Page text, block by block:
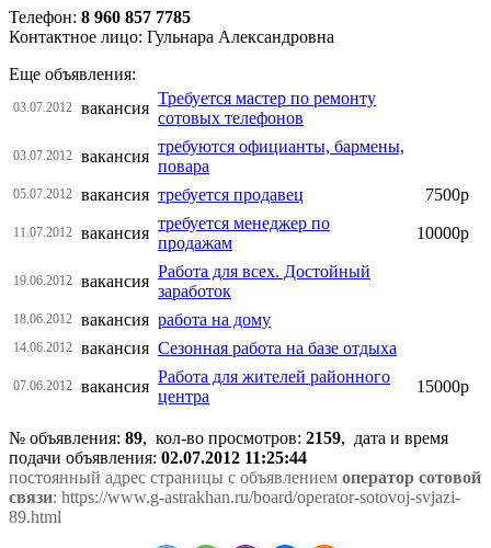
Телефон: 8 960 857 7785
Контактное лицо: Гульнара Александровна
Еще объявления:
03.07.2012 вакансия
Требуется мастер по ремонту
сотовых телефонов
03.07.2012 вакансия
требуются официанты, бармены,
повара
05.07.2012 вакансия требуется продавец 7500р
11.07.2012 вакансия
требуется менеджер по
продажам
10000р
19.06.2012 вакансия
Работа для всех. Достойный
заработок
18.06.2012 вакансия работа на дому
14.06.2012 вакансия Сезонная работа на базе отдыха
07.06.2012 вакансия
Работа для жителей районного
центра
15000р
№ объявления: 89, кол-во просмотров: 2159, дата и время
подачи объявления: 02.07.2012 11:25:44
постоянный адрес страницы с объявлением оператор сотовой
связи: https://www.g-astrakhan.ru/board/operator-sotovoj-svjazi-
89.html